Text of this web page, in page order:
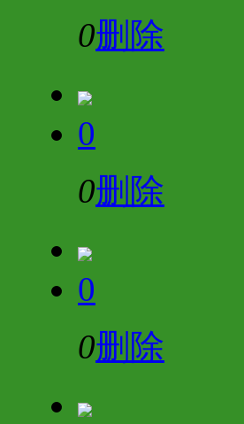
0删除
0
0删除
0
0删除